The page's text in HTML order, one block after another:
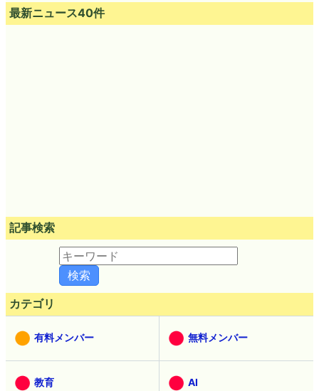
最新ニュース40件
記事検索
カテゴリ
有料メンバー 無料メンバー
教育 AI